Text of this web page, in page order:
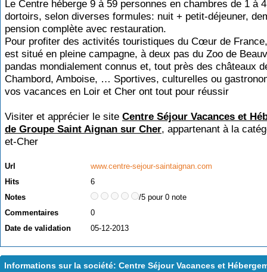
Le Centre héberge 9 à 59 personnes en chambres de 1 à
dortoirs, selon diverses formules: nuit + petit-déjeuner,
pension complète avec restauration.
Pour profiter des activités touristiques du Cœur de
est situé en pleine campagne, à deux pas du Zoo de
pandas mondialement connus et, tout près des châteaux
Chambord, Amboise, … Sportives, culturelles ou
vos vacances en Loir et Cher ont tout pour réussir
Visiter et apprécier le site Centre Séjour Vacances et
de Groupe Saint Aignan sur Cher, appartenant à la
et-Cher
Url
www.centre-sejour-saintaignan.com
Hits
6
Notes
/5 pour 0 note
Commentaires
0
Date de validation
05-12-2013
Informations sur la société: Centre Séjour Vacances et